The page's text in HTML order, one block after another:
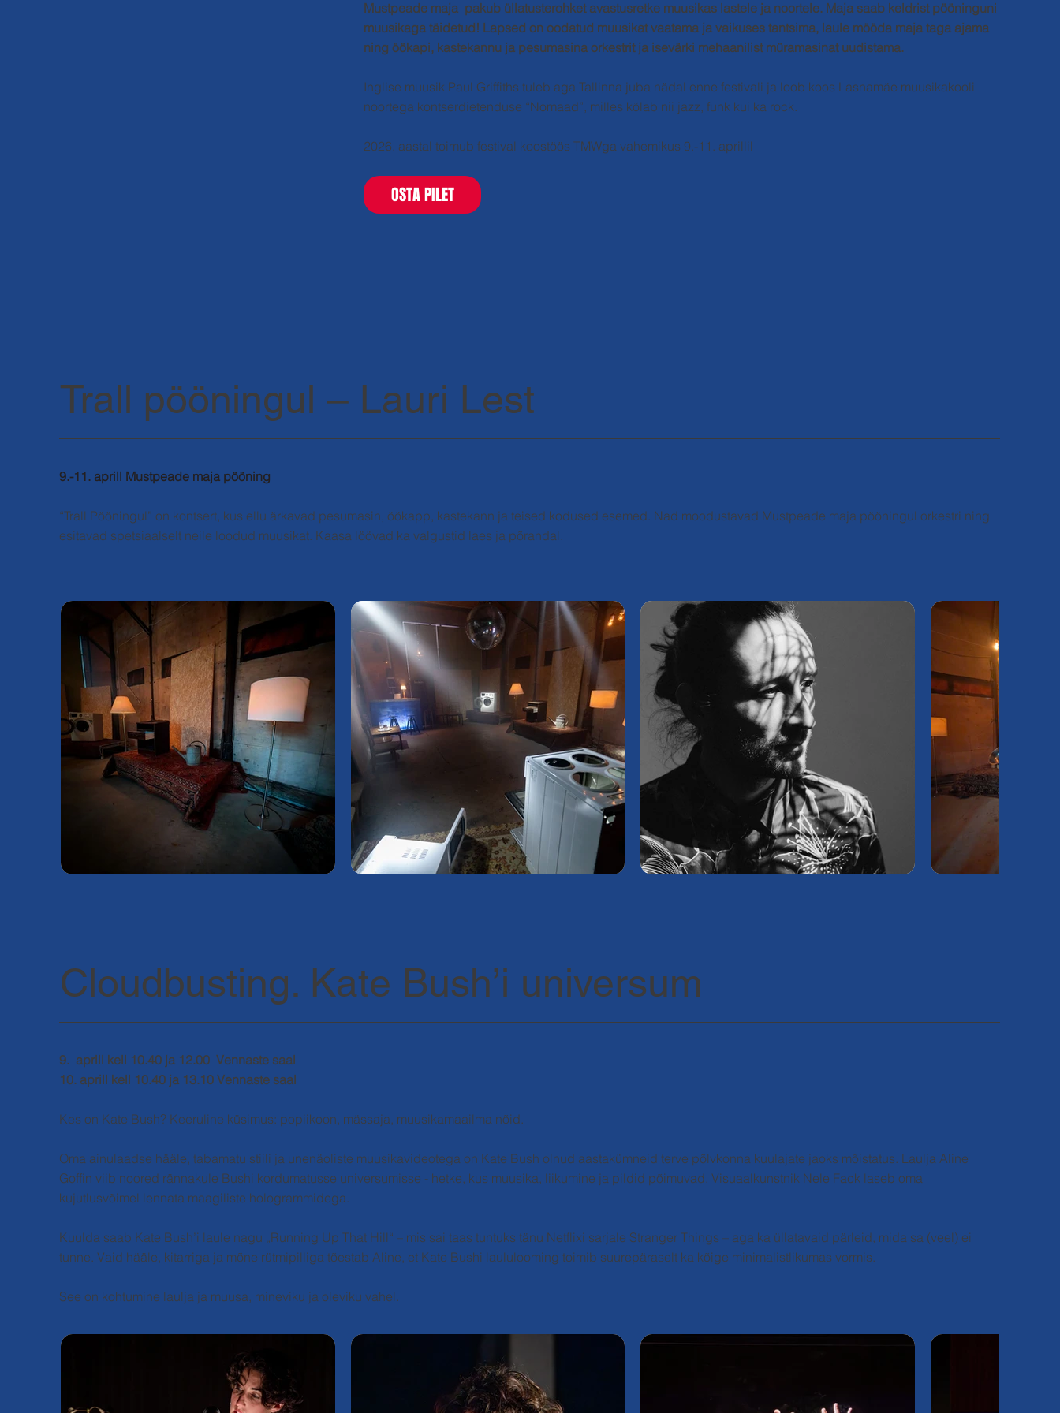
Mustpeade maja pakub üllatusterohket avastusretke muusikas lastele ja noortele. Maja saab keldrist pööninguni
muusikaga täidetud! Lapsed on oodatud muusikat vaatama ja vaikuses tantsima, laule mööda maja taga ajama
ning öökapi, kastekannu ja pesumasina orkestrit ja isevärki mehaanilist müramasinat uudistama.
Inglise muusik Paul Griffiths tuleb aga Tallinna juba nädal enne festivali ja loob koos Lasnamäe muusikakooli
noortega kontserdietenduse “Nomaad”, milles kõlab nii jazz, funk kui ka rock.
2026. aastal toimub festival koostöös TMWga vahemikus 9.-11. aprillil
OSTA PILET
Trall pööningul – Lauri Lest
9.-11. aprill Mustpeade maja pööning
“Trall Pööningul” on kontsert, kus ellu ärkavad pesumasin, öökapp, kastekann ja teised kodused esemed. Nad moodustavad Mustpeade maja pööningul orkestri ning
esitavad spetsiaalselt neile loodud muusikat. Kaasa löövad ka valgustid laes ja põrandal.
Cloudbusting. Kate Bush’i universum
9. aprill kell 10.40 ja 12.00 Vennaste saal
10. aprill kell 10.40 ja 13.10 Vennaste saal
Kes on Kate Bush? Keeruline küsimus: popiikoon, mässaja, muusikamaailma nõid.
Oma ainulaadse hääle, tabamatu stiili ja unenäoliste muusikavideotega on Kate Bush olnud aastakümneid terve põlvkonna kuulajate jaoks mõistatus. Laulja Aline
Goffin viib noored rännakule Bushi kordumatusse universumisse - hetke, kus muusika, liikumine ja pildid põimuvad. Visuaalkunstnik Nele Fack laseb oma
kujutlusvõimel lennata maagiliste hologrammidega.
Kuulda saab Kate Bush’i laule nagu „Running Up That Hill“ – mis sai taas tuntuks tänu Netflixi sarjale Stranger Things – aga ka üllatavaid pärleid, mida sa (veel) ei
tunne. Vaid hääle, kitarriga ja mõne rütmipilliga tõestab Aline, et Kate Bushi laululooming toimib suurepäraselt ka kõige minimalistlikumas vormis.
See on kohtumine laulja ja muusa, mineviku ja oleviku vahel.